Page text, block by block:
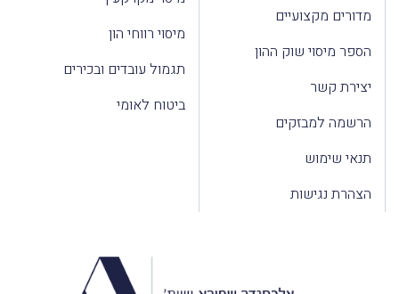
מדורים מקצועיים
הספר מיסוי שוק ההון
יצירת קשר
הרשמה למבזקים
תנאי שימוש
הצהרת נגישות
מיסוי רווחי הון
תגמול עובדים ובכירים
ביטוח לאומי